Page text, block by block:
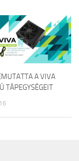
A VIVA
TÁPEGYSÉGEIT